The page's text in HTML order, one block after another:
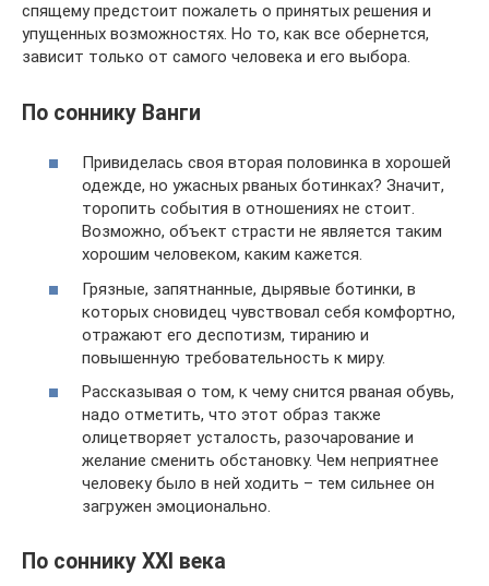
спящему предстоит пожалеть о принятых решения и
упущенных возможностях. Но то, как все обернется,
зависит только от самого человека и его выбора.
По соннику Ванги
Привиделась своя вторая половинка в хорошей
одежде, но ужасных рваных ботинках? Значит,
торопить события в отношениях не стоит.
Возможно, объект страсти не является таким
хорошим человеком, каким кажется.
Грязные, запятнанные, дырявые ботинки, в
которых сновидец чувствовал себя комфортно,
отражают его деспотизм, тиранию и
повышенную требовательность к миру.
Рассказывая о том, к чему снится рваная обувь,
надо отметить, что этот образ также
олицетворяет усталость, разочарование и
желание сменить обстановку. Чем неприятнее
человеку было в ней ходить – тем сильнее он
загружен эмоционально.
По соннику XXI века